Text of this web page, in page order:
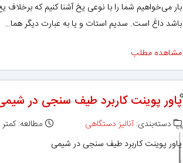
بار می‌خواهیم شما را با نوعی یخ آشنا كنیم كه
باشد داغ است. سدیم استات و یا به عبارت دیگر هما…
مشاهده مطلب
پاور پوینت کاربرد طیف سنجی در
دسته‌بندی: آنالیز دستگاهی مطالعه:
پاور پوینت کاربرد طیف سنجی در شیمی